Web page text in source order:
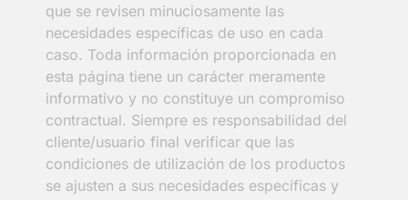
que se revisen minuciosamente las
necesidades específicas de uso en cada
caso. Toda información proporcionada en
esta página tiene un carácter meramente
informativo y no constituye un compromiso
contractual. Siempre es responsabilidad del
cliente/usuario final verificar que las
condiciones de utilización de los productos
se ajusten a sus necesidades específicas y